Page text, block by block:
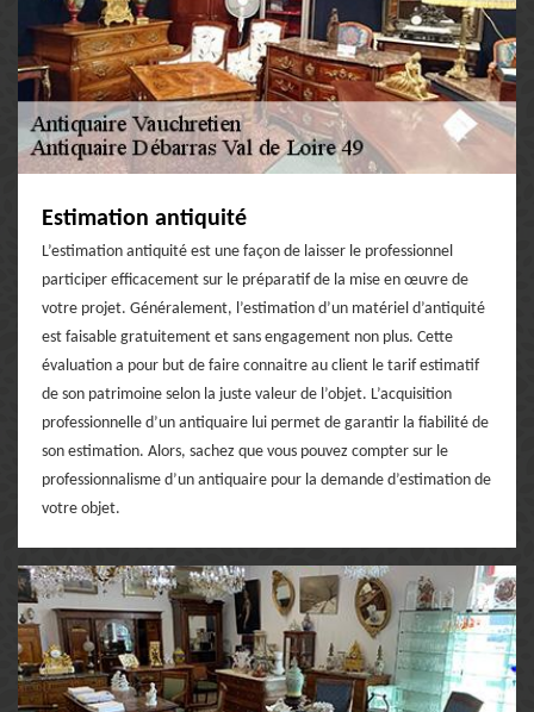
Estimation antiquité
L’estimation antiquité est une façon de laisser le professionnel
participer efficacement sur le préparatif de la mise en œuvre de
votre projet. Généralement, l’estimation d’un matériel d’antiquité
est faisable gratuitement et sans engagement non plus. Cette
évaluation a pour but de faire connaitre au client le tarif estimatif
de son patrimoine selon la juste valeur de l’objet. L’acquisition
professionnelle d’un antiquaire lui permet de garantir la fiabilité de
son estimation. Alors, sachez que vous pouvez compter sur le
professionnalisme d’un antiquaire pour la demande d’estimation de
votre objet.